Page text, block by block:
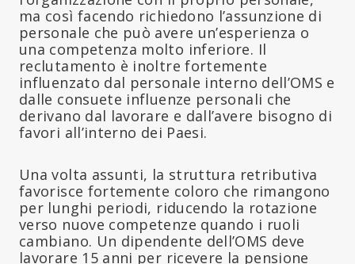
ma così facendo richiedono l’assunzione di
personale che può avere un’esperienza o
una competenza molto inferiore. Il
reclutamento è inoltre fortemente
influenzato dal personale interno dell’OMS e
dalle consuete influenze personali che
derivano dal lavorare e dall’avere bisogno di
favori all’interno dei Paesi.
Una volta assunti, la struttura retributiva
favorisce fortemente coloro che rimangono
per lunghi periodi, riducendo la rotazione
verso nuove competenze quando i ruoli
cambiano. Un dipendente dell’OMS deve
lavorare 15 anni per ricevere la pensione